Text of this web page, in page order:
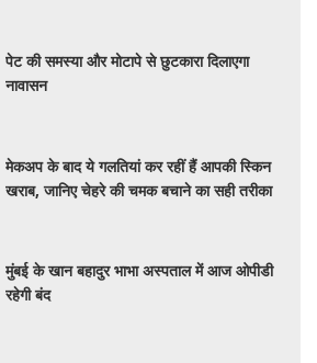
पेट की समस्या और मोटापे से छुटकारा दिलाएगा
नावासन
मेकअप के बाद ये गलतियां कर रहीं हैं आपकी स्किन
खराब, जानिए चेहरे की चमक बचाने का सही तरीका
मुंबई के खान बहादुर भाभा अस्पताल में आज ओपीडी
रहेगी बंद